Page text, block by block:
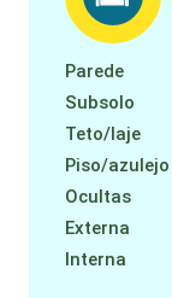
Parede
Subsolo
Teto/laje
Piso/azulejo
Ocultas
Externa
Interna